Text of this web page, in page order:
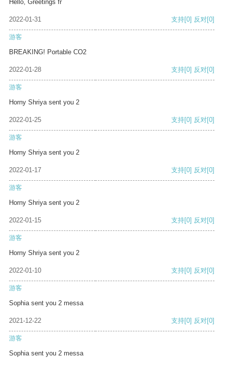
Hello, Greetings fr
2022-01-31 支持[0] 反对[0]
游客
BREAKING! Portable CO2
2022-01-28 支持[0] 反对[0]
游客
Horny Shriya sent you 2
2022-01-25 支持[0] 反对[0]
游客
Horny Shriya sent you 2
2022-01-17 支持[0] 反对[0]
游客
Horny Shriya sent you 2
2022-01-15 支持[0] 反对[0]
游客
Horny Shriya sent you 2
2022-01-10 支持[0] 反对[0]
游客
Sophia sent you 2 messa
2021-12-22 支持[0] 反对[0]
游客
Sophia sent you 2 messa